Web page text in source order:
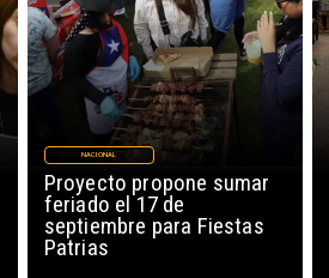
Proyecto propone sumar
feriado el 17 de
septiembre para Fiestas
Patrias
NACIONAL